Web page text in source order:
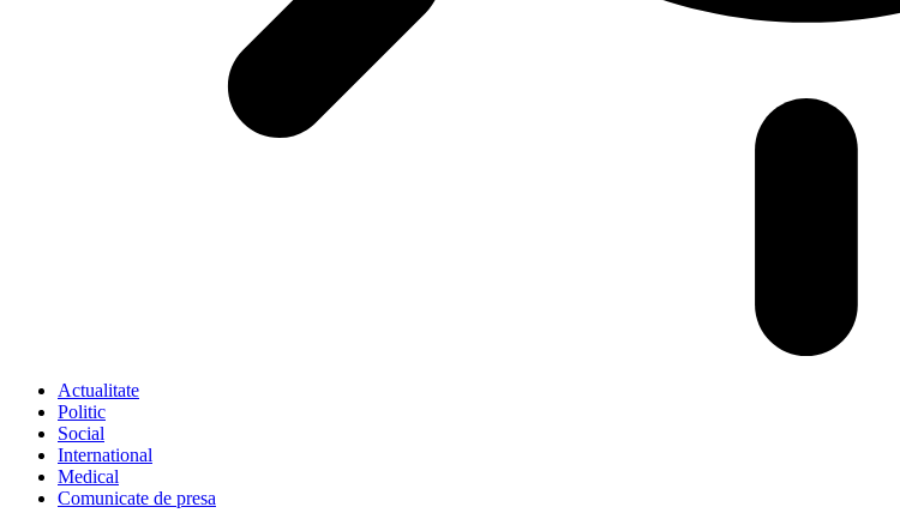
Actualitate
Politic
Social
International
Medical
Comunicate de presa